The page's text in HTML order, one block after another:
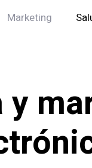
Marketing
y